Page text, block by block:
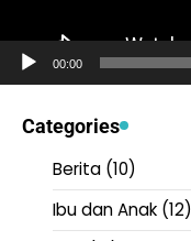
00:00
Categories
Berita (10)
Ibu dan Anak (12)